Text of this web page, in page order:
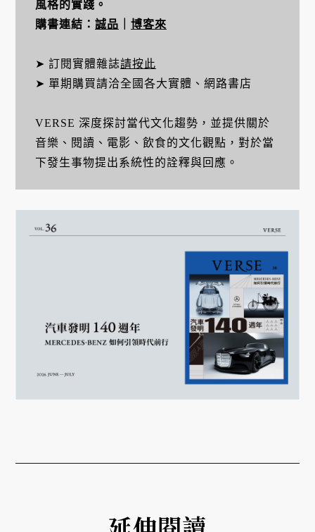
風格的實踐。
購書連結： 誠品 博客來
➤ 訂閱實體雜誌請按此
➤ 單期購買請洽全國各大實體、網路書店
VERSE 深度探討當代文化趨勢，並提供關於
音樂、閱讀、電影、飲食的文化觀點，對於當
下發生事物提出系統性的詮釋與回應。